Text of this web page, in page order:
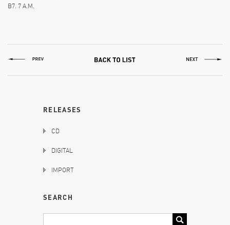
B7. 7 A.M.
RELEASES
CD
DIGITAL
IMPORT
SEARCH